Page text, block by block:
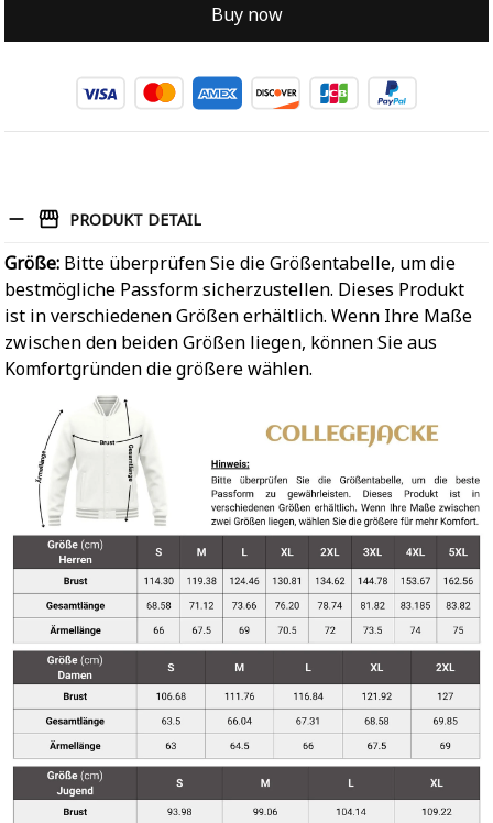
Buy now
PRODUKT DETAIL
Größe: Bitte überprüfen Sie die Größentabelle, um die
bestmögliche Passform sicherzustellen. Dieses Produkt
ist in verschiedenen Größen erhältlich. Wenn Ihre Maße
zwischen den beiden Größen liegen, können Sie aus
Komfortgründen die größere wählen.